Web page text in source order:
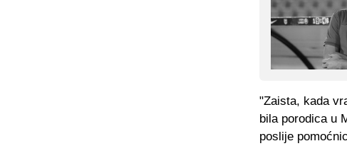
"Zaista, kada
bila porodica u
poslije